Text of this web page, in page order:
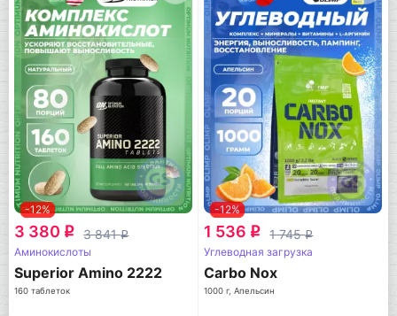
-12%
3 380 q 3 841q
Аминокислоты
Superior Amino 2222
160 таблеток
-12%
1 536 q 1 745q
Углеводная загрузка
Carbo Nox
1000 г, Апельсин